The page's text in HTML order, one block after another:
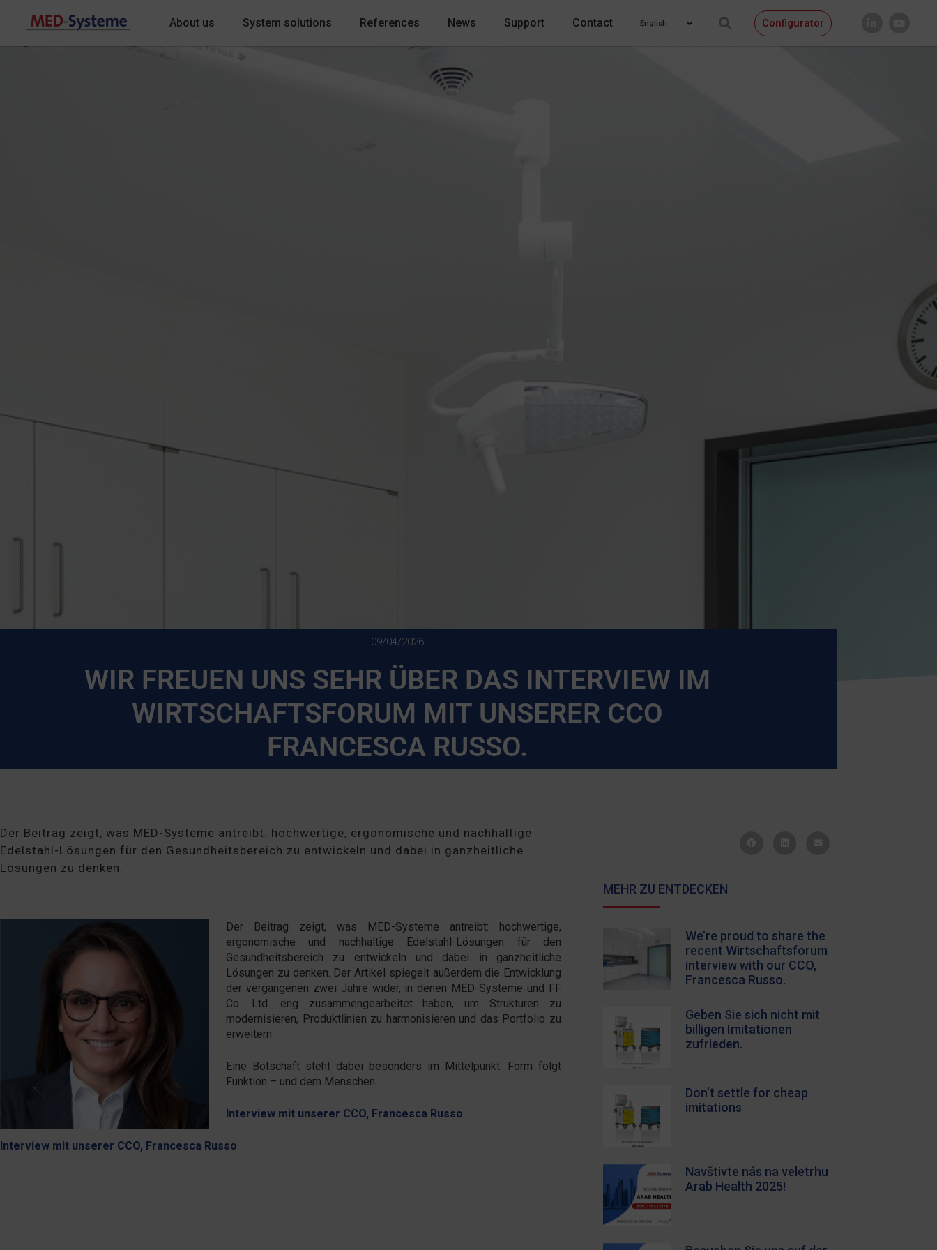
About us System solutions References News Support Contact Configurator
09/04/2026
WIR FREUEN UNS SEHR ÜBER DAS INTERVIEW IM
WIRTSCHAFTSFORUM MIT UNSERER CCO
FRANCESCA RUSSO.
Der Beitrag zeigt, was MED-Systeme antreibt: hochwertige, ergonomische und nachhaltige
Edelstahl-Lösungen für den Gesundheitsbereich zu entwickeln und dabei in ganzheitliche
Lösungen zu denken.
Der Beitrag zeigt, was MED-Systeme antreibt: hochwertige,
ergonomische und nachhaltige Edelstahl-Lösungen für den
Gesundheitsbereich zu entwickeln und dabei in ganzheitliche
Lösungen zu denken. Der Artikel spiegelt außerdem die Entwicklung
der vergangenen zwei Jahre wider, in denen MED-Systeme und FF
Co. Ltd. eng zusammengearbeitet haben, um Strukturen zu
modernisieren, Produktlinien zu harmonisieren und das Portfolio zu
erweitern.
Eine Botschaft steht dabei besonders im Mittelpunkt: Form folgt
Funktion – und dem Menschen.
Interview mit unserer CCO, Francesca Russo
Interview mit unserer CCO, Francesca Russo
MEHR ZU ENTDECKEN
We’re proud to share the
recent Wirtschaftsforum
interview with our CCO,
Francesca Russo.
Geben Sie sich nicht mit
billigen Imitationen
zufrieden.
Don’t settle for cheap
imitations
Navštivte nás na veletrhu
Arab Health 2025!